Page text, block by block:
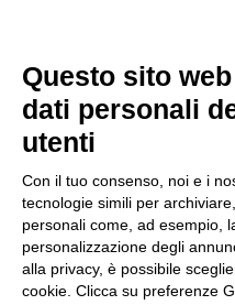
Cookie Policy
Scopri il Polo
Partner
Internazionalizzazione
Privacy
Questo sito
dati personali
utenti
Con il tuo consenso, noi e i
tecnologie simili per
personali come, ad esempio,
personalizzazione degli
alla privacy, è possibile
cookie. Clicca su preferenze